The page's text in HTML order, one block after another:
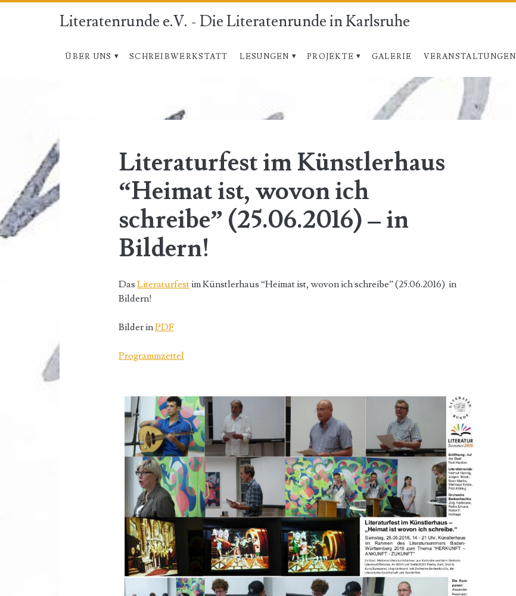
Literatenrunde e.V. - Die Literatenrunde in Karlsruhe
ÜBER UNS SCHREIBWERKSTATT LESUNGEN PROJEKTE GALERIE VERANSTALTUNGEN
Literaturfest im Künstlerhaus
“Heimat ist, wovon ich
schreibe” (25.06.2016) – in
Bildern!
DasLiteraturfestim Künstlerhaus “Heimat ist, wovon ich schreibe” (25.06.2016) in
Bildern!
Bilder inPDF
Programmzettel